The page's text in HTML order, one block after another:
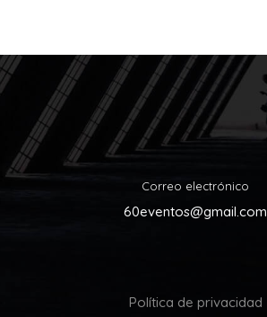
Correo electrónico
60eventos@gmail.com
Política de privacidad